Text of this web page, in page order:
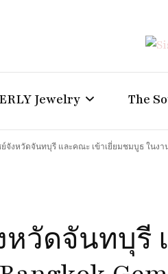
Positive Power
Jewelry The
งหวัดจันทบุรี และคณะ เข้าเยี่ยมชมบูธ ในงาน
วัดจันทบุรี